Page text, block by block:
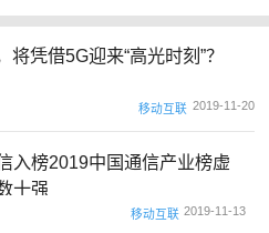
凭借5G迎来“高光时刻”？
移动互联 2019-11-20
入榜2019中国通信产业榜虚
十强
移动互联 2019-11-13